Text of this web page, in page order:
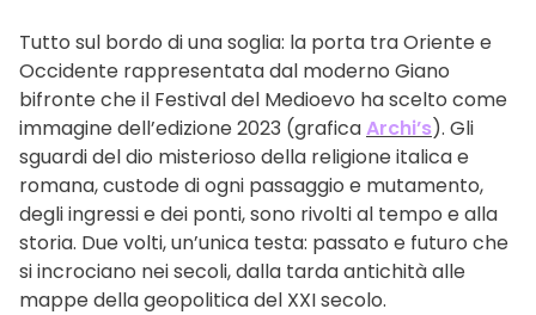
Tutto sul bordo di una soglia: la porta tra Oriente e
Occidente rappresentata dal moderno Giano
bifronte che il Festival del Medioevo ha scelto come
immagine dell’edizione 2023 (graficaArchi’s). Gli
sguardi del dio misterioso della religione italica e
romana, custode di ogni passaggio e mutamento,
degli ingressi e dei ponti, sono rivolti al tempo e alla
storia. Due volti, un’unica testa: passato e futuro che
si incrociano nei secoli, dalla tarda antichità alle
mappe della geopolitica del XXI secolo.